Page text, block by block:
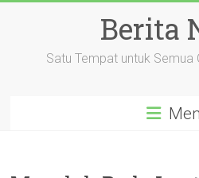
Berita
Satu Tempat untuk